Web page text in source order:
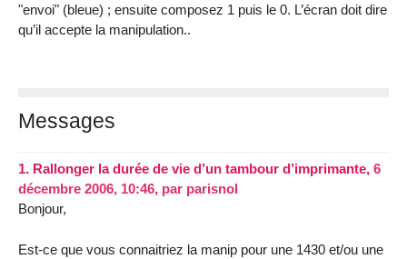
"envoi" (bleue) ; ensuite composez 1 puis le 0. L’écran doit dire
qu’il accepte la manipulation..
Messages
1. Rallonger la durée de vie d’un tambour d’imprimante, 6
décembre 2006, 10:46, par parisnol
Bonjour,
Est-ce que vous connaitriez la manip pour une 1430 et/ou une